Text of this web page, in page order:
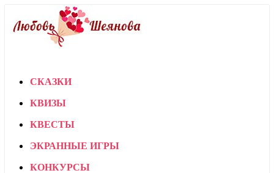
СКАЗКИ
КВИЗЫ
КВЕСТЫ
ЭКРАННЫЕ ИГРЫ
КОНКУРСЫ